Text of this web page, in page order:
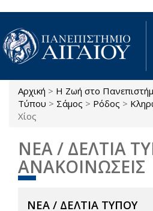
Παράκαμψη προς το κυρίως
Είστε εδώ
Αρχική > Η Ζωή στο
Τύπου > Σάμος > Ρόδος >
Χίος
ΝΕΑ / ΔΕΛΤΙΑ
ΑΝΑΚΟΙΝΩΣΕΙΣ
ΝΕΑ / ΔΕΛΤΙΑ ΤΥΠΟΥ